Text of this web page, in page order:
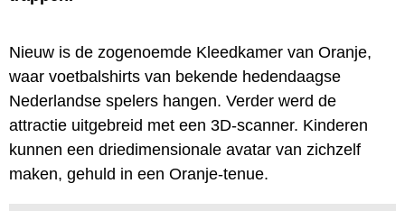
Nieuw is de zogenoemde Kleedkamer van Oranje,
waar voetbalshirts van bekende hedendaagse
Nederlandse spelers hangen. Verder werd de
attractie uitgebreid met een 3D-scanner. Kinderen
kunnen een driedimensionale avatar van zichzelf
maken, gehuld in een Oranje-tenue.